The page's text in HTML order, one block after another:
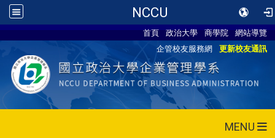
NCCU
首頁 政治大學 商學院
網站導覽
企管校友服務網
更新校友通訊
MENU